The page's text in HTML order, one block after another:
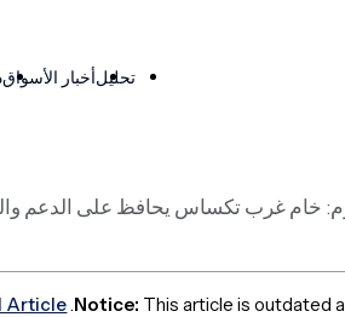
تحليلأخبار الأسواق
خام غرب تكساس يحافظ على الدعم
Notice: This article is outdated
Article